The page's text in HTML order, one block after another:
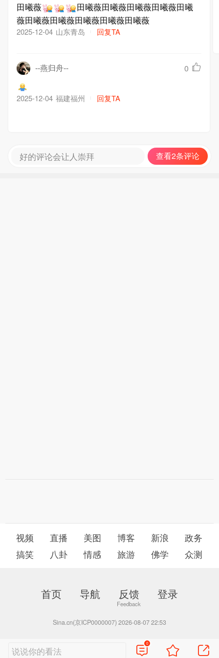
田曦薇
田曦薇田曦薇田曦薇田曦薇田曦
薇田曦薇田曦薇田曦薇田曦薇田曦薇
2025-12-04 山东青岛 回复TA
--燕归舟-- 0
2025-12-04 福建福州 回复TA
好的评论会让人崇拜 查看2条评论
视频 直播 美图 博客 新浪
政务
搞笑
八卦 情感 旅游 佛学 众测
首页 导航 反馈 登录
Sina.cn(京ICP0000007) 2026-08-07 22:53
说说你的看法
0